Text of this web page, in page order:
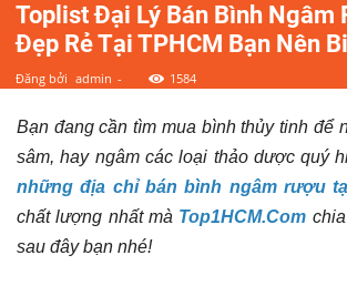
HCM
Top
địa
Toplist Đại Lý Bán Bình Ngâm
Đẹp Rẻ Tại TPHCM Bạn Nên
Đăng bởi admin - 1584
Bạn đang cần tìm mua bình thủy tinh để
sâm, hay ngâm các loại thảo dược quý
những địa chỉ bán bình ngâm rượu
chất lượng nhất mà Top1HCM.Com
sau đây bạn nhé!